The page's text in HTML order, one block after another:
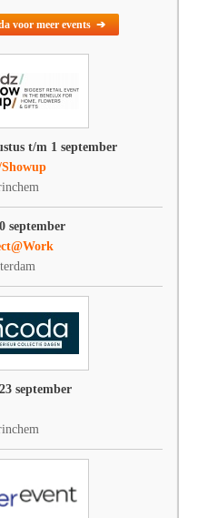
voor meer events ➔
t/m 1 september
september
september